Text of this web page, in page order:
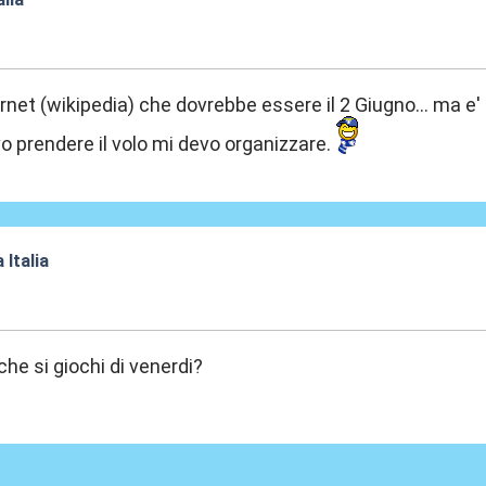
(wikipedia) che dovrebbe essere il 2 Giugno... ma
prendere il volo mi devo organizzare.
Italia
si giochi di venerdi?